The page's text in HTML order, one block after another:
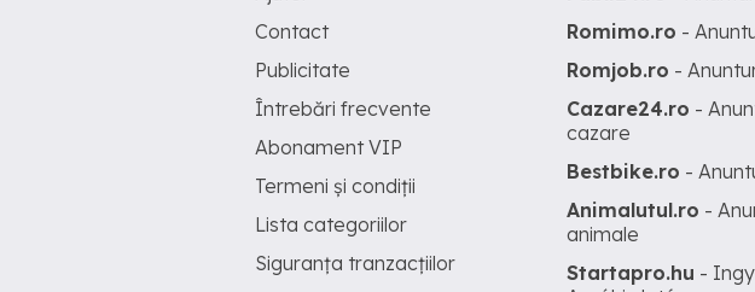
Contact
Publicitate
Întrebări frecvente
Abonament VIP
Termeni și condiții
Lista categoriilor
Siguranța tranzacțiilor
Romimo.ro -
Romjob.ro -
Cazare24.ro -
cazare
Bestbike.ro -
Animalutul.ro -
animale
Startapro.hu -